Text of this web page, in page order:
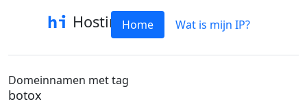
HostinfoHome Wat is mijn IP?
Domeinnamen met tag
botox